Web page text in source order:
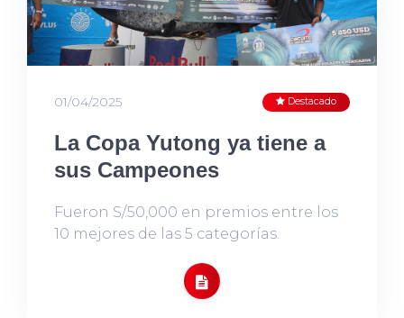
01/04/2025 Destacado
La Copa Yutong ya tiene a
sus Campeones
Fueron S/.50,000 en premios entre los
10 mejores de las 5 categorías.